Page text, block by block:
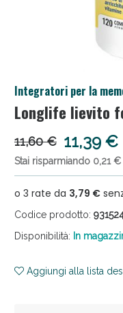
Integratori per la
Longlife lievito
11,60 € 11,39 €
Stai risparmiando 0,21 €
Codice prodotto:
Disponibilità: In
Aggiungi alla lista
Salini e